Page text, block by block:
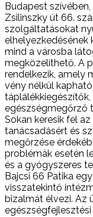
Budapest
Zsilinszky út 66.
szolgáltatásokat
elhelyezkedésének
mind a városba
megközelíthető. A
rendelkezik, amely
vény nélkül
egészségmegőrző
Sokan keresik fel
tanácsadásért és
megőrzése
problémák esetén
és a gyógyszeres
Bajcsi 66 Patika
visszatekintő
bizalmát élvezi. Az